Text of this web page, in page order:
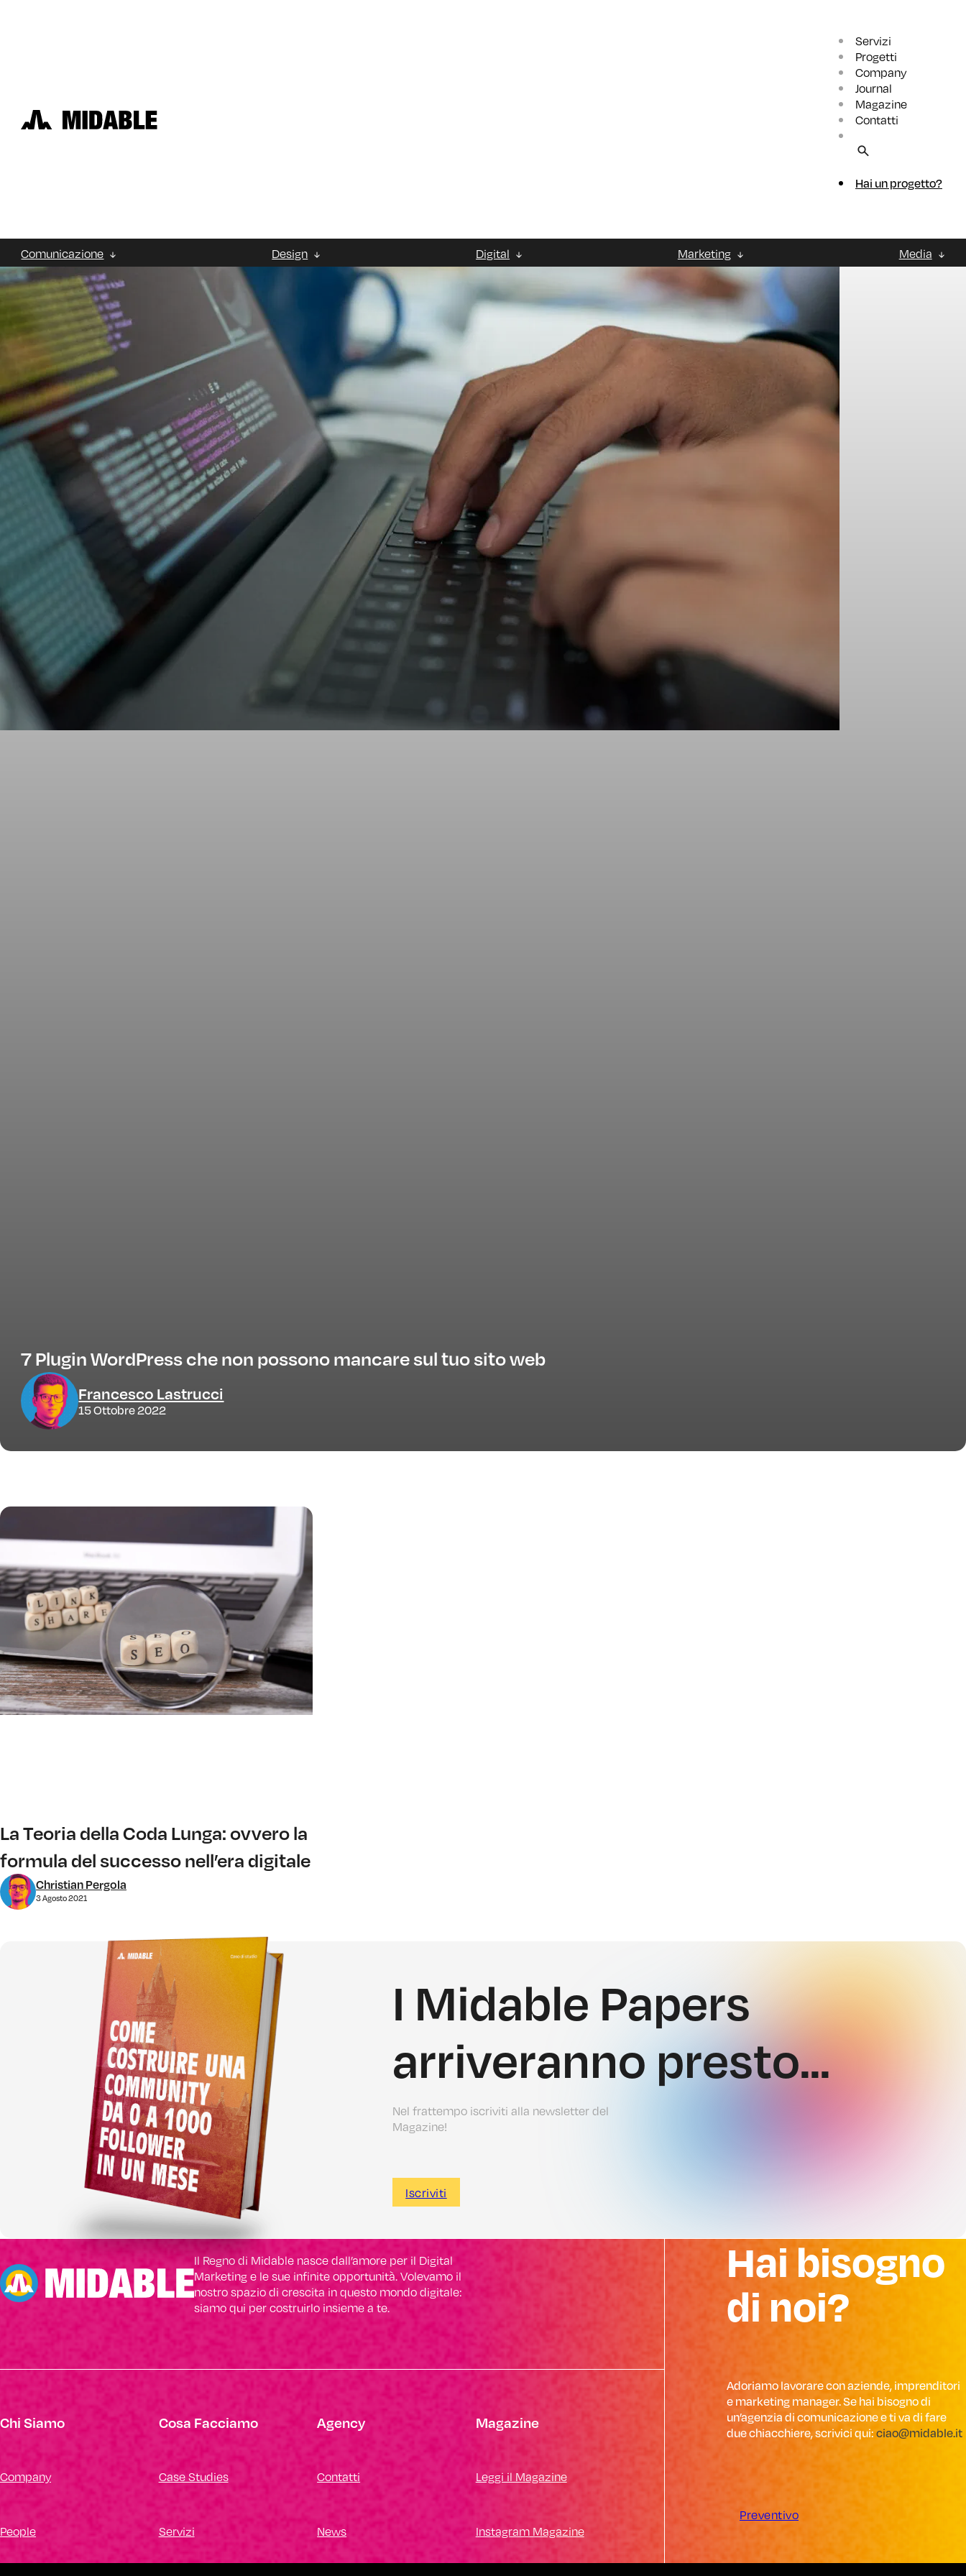
Servizi
Progetti
Company
Journal
Magazine
Contatti
Hai un progetto?
Comunicazione Design Digital Marketing Media
7 Plugin WordPress che non possono mancare sul tuo sito web
Francesco Lastrucci
15 Ottobre 2022
La Teoria della Coda Lunga: ovvero la
formula del successo nell’era digitale
Christian Pergola
3 Agosto 2021
I Midable Papers
arriveranno presto...
Nel frattempo iscriviti alla newsletter del
Magazine!
Iscriviti
Il Regno di Midable nasce dall’amore per il Digital
Marketing e le sue infinite opportunità. Volevamo il
nostro spazio di crescita in questo mondo digitale:
siamo qui per costruirlo insieme a te.
Chi Siamo
Company
People
Cosa Facciamo
Case Studies
Servizi
Agency
Contatti
News
Magazine
Leggi il Magazine
Instagram Magazine
Hai bisogno
di noi?
Adoriamo lavorare con aziende, imprenditori
e marketing manager. Se hai bisogno di
un’agenzia di comunicazione e ti va di fare
due chiacchiere, scrivici qui:ciao@midable.it
Preventivo